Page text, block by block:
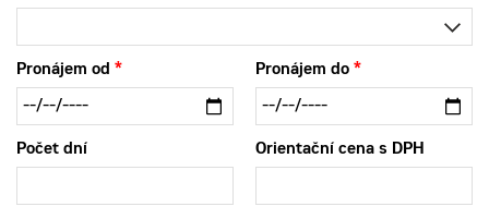
Pronájem od Pronájem do
Počet dní Orientační cena s DPH